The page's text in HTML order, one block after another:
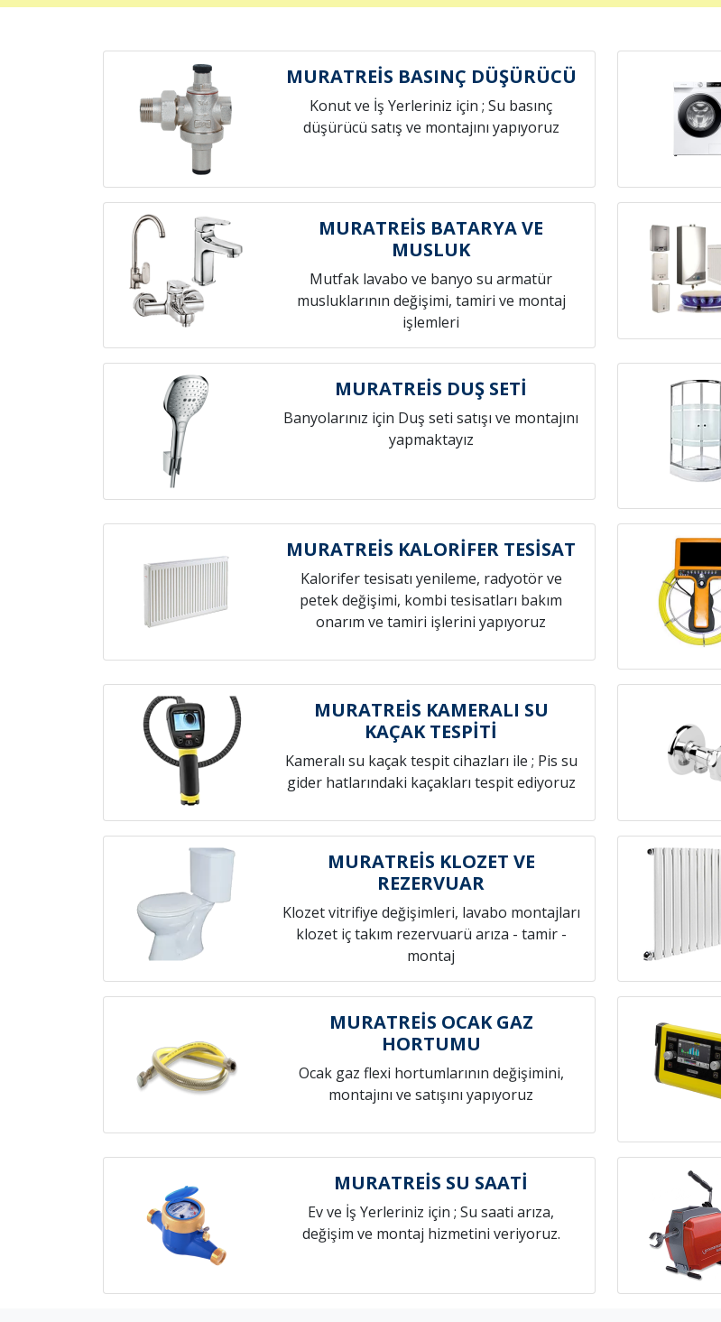
MURATREİS BASINÇ DÜŞÜRÜCÜ
Konut ve İş Yerleriniz için ; Su basınç
düşürücü satış ve montajını yapıyoruz
MURATREİS BATARYA VE
MUSLUK
Mutfak lavabo ve banyo su armatür
musluklarının değişimi, tamiri ve montaj
işlemleri
MURATREİS DUŞ SETİ
Banyolarınız için Duş seti satışı ve montajını
yapmaktayız
MURATREİS KALORİFER TESİSAT
Kalorifer tesisatı yenileme, radyotör ve
petek değişimi, kombi tesisatları bakım
onarım ve tamiri işlerini yapıyoruz
MURATREİS KAMERALI SU
KAÇAK TESPİTİ
Kameralı su kaçak tespit cihazları ile ; Pis su
gider hatlarındaki kaçakları tespit ediyoruz
MURATREİS KLOZET VE
REZERVUAR
Klozet vitrifiye değişimleri, lavabo montajları
klozet iç takım rezervuarü arıza - tamir -
montaj
MURATREİS OCAK GAZ
HORTUMU
Ocak gaz flexi hortumlarının değişimini,
montajını ve satışını yapıyoruz
MURATREİS SU SAATİ
Ev ve İş Yerleriniz için ; Su saati arıza,
değişim ve montaj hizmetini veriyoruz.